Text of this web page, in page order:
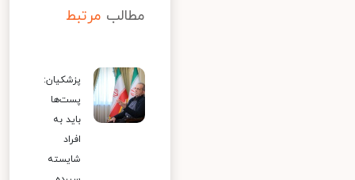
مطالب مرتبط
پزشکیان:
پست‌ها
باید به
افراد
شایسته